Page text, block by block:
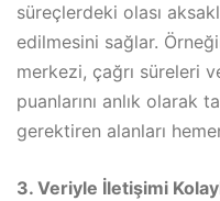
süreçlerdeki olası
edilmesini sağlar.
merkezi, çağrı süreleri
puanlarını anlık olarak
gerektiren alanları
3. Veriyle İletişimi